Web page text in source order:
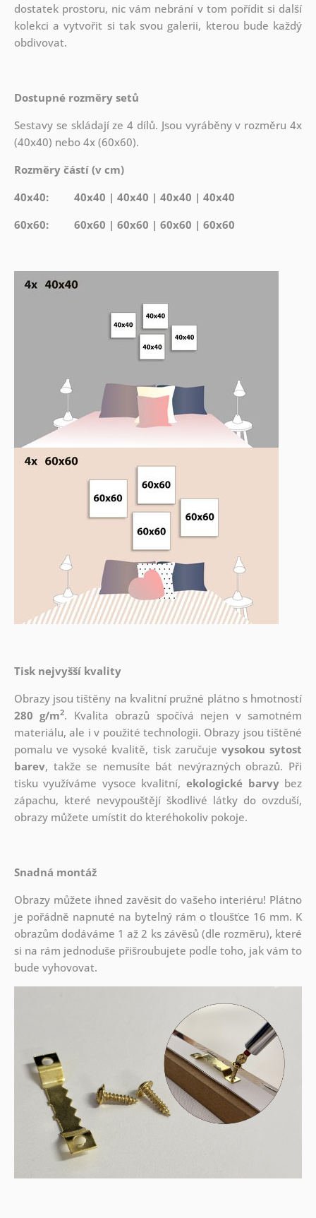
dostatek prostoru, nic vám nebrání v tom pořídit si další
kolekci a vytvořit si tak svou galerii, kterou bude každý
obdivovat.
Dostupné rozměry setů
Sestavy se skládají ze 4 dílů. Jsou vyráběny v rozměru 4x
(40x40) nebo 4x (60x60).
Rozměry částí (v cm)
40x40: 40x40 | 40x40 | 40x40 | 40x40
60x60: 60x60 | 60x60 | 60x60 | 60x60
Tisk nejvyšší kvality
Obrazy jsou tištěny na kvalitní pružné plátno s hmotností
280 g/m2. Kvalita obrazů spočívá nejen v samotném
materiálu, ale i v použité technologii. Obrazy jsou tištěné
pomalu ve vysoké kvalitě, tisk zaručuje vysokou sytost
barev, takže se nemusíte bát nevýrazných obrazů. Při
tisku využíváme vysoce kvalitní,ekologické barvybez
zápachu, které nevypouštějí škodlivé látky do ovzduší,
obrazy můžete umístit do kteréhokoliv pokoje.
Snadná montáž
Obrazy můžete ihned zavěsit do vašeho interiéru! Plátno
je pořádně napnuté na bytelný rám o tloušťce 16 mm. K
obrazům dodáváme 1 až 2 ks závěsů (dle rozměru), které
si na rám jednoduše přišroubujete podle toho, jak vám to
bude vyhovovat.